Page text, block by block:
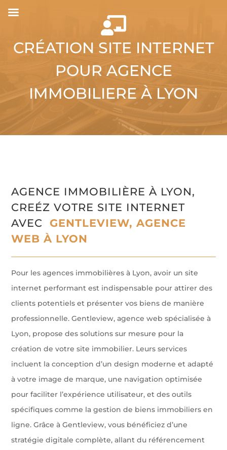

CRÉATION SITE INTERNET
POUR AGENCE
IMMOBILIERE À LYON
AGENCE IMMOBILIÈRE À LYON,
CREÉZ VOTRE SITE INTERNET
AVECGENTLEVIEW, AGENCE
WEB À LYON
Pour les agences immobilières à Lyon, avoir un site
internet performant est indispensable pour attirer des
clients potentiels et présenter vos biens de manière
professionnelle. Gentleview, agence web spécialisée à
Lyon, propose des solutions sur mesure pour la
création de votre site immobilier. Leurs services
incluent la conception d’un design moderne et adapté
à votre image de marque, une navigation optimisée
pour faciliter l’expérience utilisateur, et des outils
spécifiques comme la gestion de biens immobiliers en
ligne. Grâce à Gentleview, vous bénéficiez d’une
stratégie digitale complète, allant du référencement